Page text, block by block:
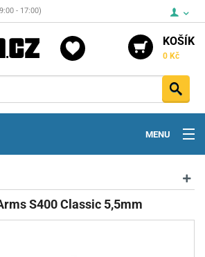
- 17:00)
KOŠÍK
0 Kč
MENU
S400 Classic 5,5mm